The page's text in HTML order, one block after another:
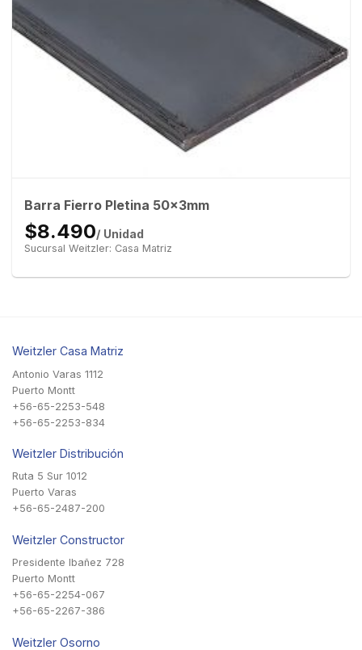
Barra Fierro Pletina 50x3mm
$8.490/ Unidad
Sucursal Weitzler: Casa Matriz
Weitzler Casa Matriz
Antonio Varas 1112
Puerto Montt
+56-65-2253-548
+56-65-2253-834
Weitzler Distribución
Ruta 5 Sur 1012
Puerto Varas
+56-65-2487-200
Weitzler Constructor
Presidente Ibañez 728
Puerto Montt
+56-65-2254-067
+56-65-2267-386
Weitzler Osorno